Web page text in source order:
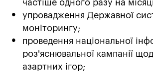
частіше одного разу на
упровадження Державної
моніторингу;
проведення національної
роз'яснювальної кампанії
азартних ігор;